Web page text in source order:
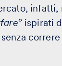
infatti,
” ispirati
senza